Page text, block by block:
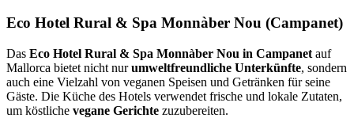
Eco Hotel Rural & Spa Monnàber Nou (Campanet)
Das Eco Hotel Rural & Spa Monnàber Nou in Campanet auf
Mallorca bietet nicht nurumweltfreundliche Unterkünfte, sondern
auch eine Vielzahl von veganen Speisen und Getränken für seine
Gäste. Die Küche des Hotels verwendet frische und lokale Zutaten,
um köstliche vegane Gerichte zuzubereiten.